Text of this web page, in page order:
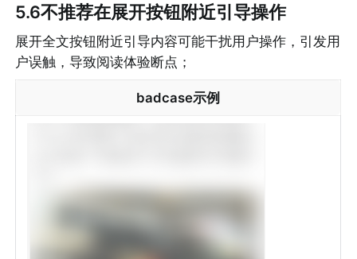
5.6不推荐在展开按钮附近引导操作
展开全文按钮附近引导内容可能干扰用户操作，引发用
户误触，导致阅读体验断点；
badcase示例